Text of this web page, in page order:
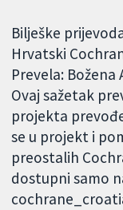
Bilješke
Hrvatski
Prevela: Božena
Ovaj sažetak
projekta
se u projekt i
preostalih
dostupni samo